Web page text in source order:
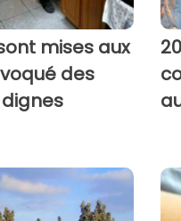
mises aux
des